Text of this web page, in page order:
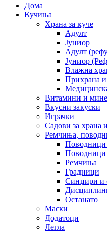
Дома
Кучиња
Храна за куче
Адулт
Јуниор
Адулт
Јуниор
Влажна
Прихрана и
Витамини и
Вкусни закуски
Играчки
Садови за храна
Ремчиња,
Поводници
Ремчиња
Градници
Синџири и
Останато
Маски
Додатоци
Легла